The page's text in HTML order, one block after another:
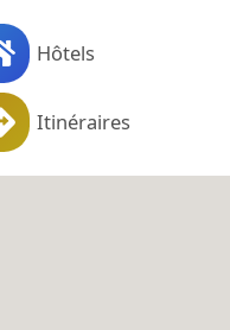
Hôtels
Itinéraires